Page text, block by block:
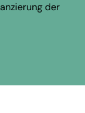
der